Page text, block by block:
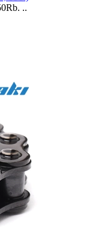
..